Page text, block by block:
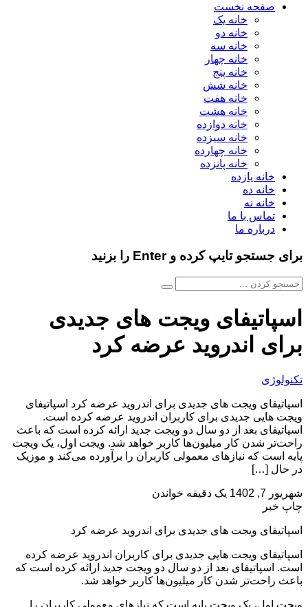
صفحه نخست
خانه یک
خانه دو
خانه سه
خانه چهار
خانه پنج
خانه شش
خانه هفت
خانه هشت
خانه دوازده
خانه سیزده
خانه چهارده
خانه پانزده
خانه یازده
خانه ده
خانه نه
تماس با ما
درباره ما
برای جستجو تایپ کرده و Enter را بزنید
اسپاتیفای ویجت های جدیدی
برای اندروید عرضه کرد
تکنولوژی
اسپاتیفای ویجت های جدیدی برای اندروید عرضه کرد اسپاتیفای
ویجت هایی جدیدی برای کاربران اندروید عرضه کرده است.
اسپاتیفای بعد از دو سال دو ویجت جدید ارائه کرده است که باعث
راحت‌تر شدن کار میلیون‌ها کاربر خواهد شد. ویجت اول، یک ویجت
پایه است که نیازهای معمولی کاربران را برآورده می‌کند و موزیک
در حال […]
شهریور 7, 1402
یک دقیقه خواندن
چاپ خبر
اسپاتیفای ویجت های جدیدی برای اندروید عرضه کرد
اسپاتیفای ویجت هایی جدیدی برای کاربران اندروید عرضه کرده
است. اسپاتیفای بعد از دو سال دو ویجت جدید ارائه کرده است که
باعث راحت‌تر شدن کار میلیون‌ها کاربر خواهد شد.
ویجت اول، یک ویجت پایه است که نیازهای معمولی کاربران را